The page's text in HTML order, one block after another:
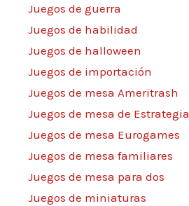
Juegos de guerra
Juegos de habilidad
Juegos de halloween
Juegos de importación
Juegos de mesa Ameritrash
Juegos de mesa de Estrategia
Juegos de mesa Eurogames
Juegos de mesa familiares
Juegos de mesa para dos
Juegos de miniaturas